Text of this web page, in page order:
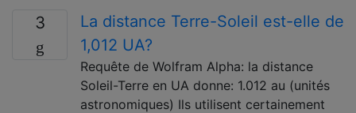
3
La distance Terre-Soleil est-elle de
1,012 UA?
Requête de Wolfram Alpha: la distance
Soleil-Terre en UA donne: 1.012 au (unités
astronomiques) Ils utilisent certainement